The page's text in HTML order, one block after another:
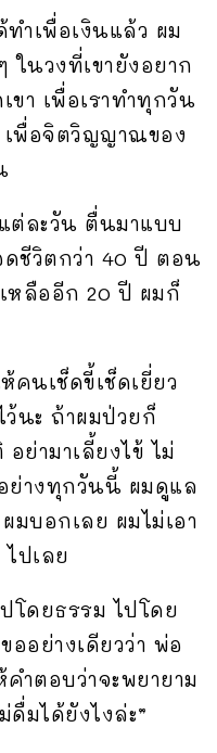
ำเพื่อเงินแล้ว ผม
ในวงที่เขายังอยาก
า เพื่อเราทำทุกวัน
เพื่อจิตวิญญาณของ
ต่ละวัน ตื่นมาแบบ
ดชีวิตกว่า 40 ปี ตอน
หลืออีก 20 ปี ผมก็
คนเช็ดขี้เช็ดเยี่ยว
ว้นะ ถ้าผมป่วยก็
ย่ามาเลี้ยงไข้ ไม่
ย่างทุกวันนี้ ผมดูแล
บอกเลย ผมไม่เอา
ปเลย
โดยธรรม ไปโดย
อย่างเดียวว่า พ่อ
ำตอบว่าจะพยายาม
ดื่มได้ยังไงล่ะ”